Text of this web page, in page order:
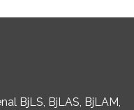
BjLS, BjLAS, BjLAM,